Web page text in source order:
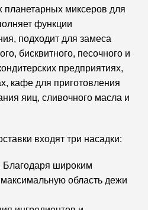
миксеров для
функции
подходит для замеса
бисквитного, песочного и
предприятиях,
кафе для приготовления
яиц, сливочного масла и
входят три насадки:
Благодаря широким
область дежи